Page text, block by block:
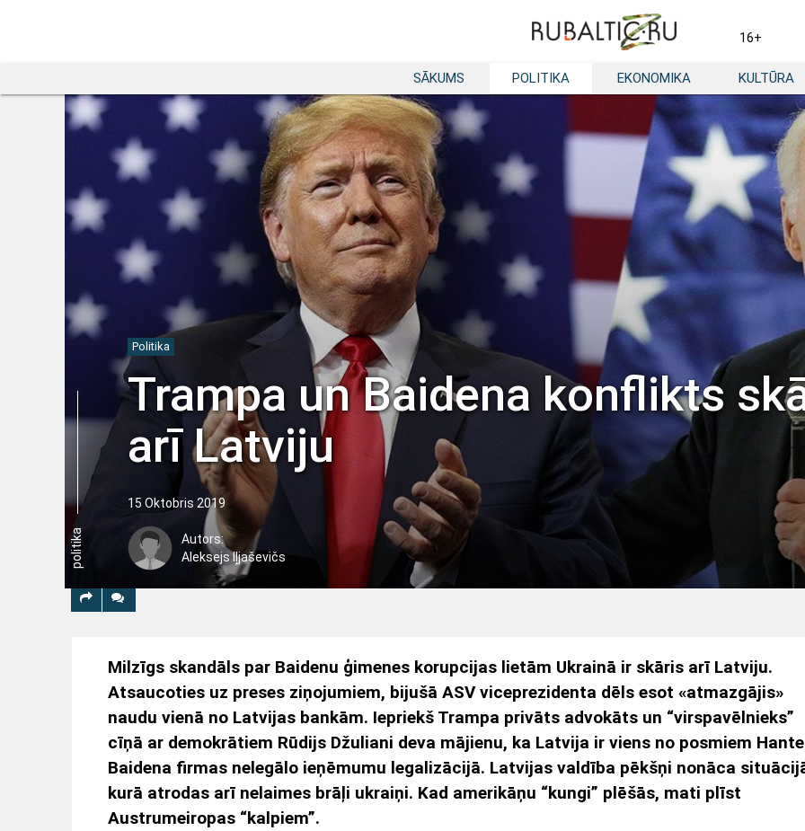
16+
SĀKUMS POLITIKA EKONOMIKA KULTŪRA
politika
Politika
Trampa un Baidena konflikts
arī Latviju
15 Oktobris 2019
Autors:
Aleksejs Iļjaševičs
Milzīgs skandāls par Baidenu ģimenes korupcijas lietām Ukrainā ir skāris arī Latviju.
Atsaucoties uz preses ziņojumiem, bijušā ASV viceprezidenta dēls esot «atmazgājis»
naudu vienā no Latvijas bankām. Iepriekš Trampa privāts advokāts un “virspavēlnieks”
cīņā ar demokrātiem Rūdijs Džuliani deva mājienu, ka Latvija ir viens no posmiem
Baidena firmas nelegālo ieņēmumu legalizācijā. Latvijas valdība pēkšņi nonāca
kurā atrodas arī nelaimes brāļi ukraiņi. Kad amerikāņu “kungi” plēšās, mati plīst
Austrumeiropas “kalpiem”.